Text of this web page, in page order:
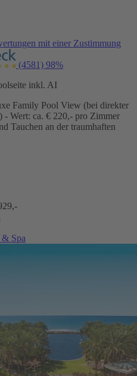
mit einer Zustimmung
(4581) 98%
inkl. AI
Family Pool View (bei direkter
Wert: ca. € 220,- pro Zimmer
Tauchen an der traumhaften
& Spa